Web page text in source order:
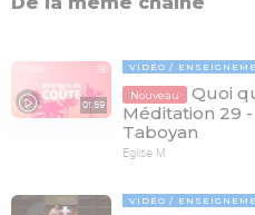
01:59
VIDÉO
Nouveau
Quoi
Méditation 29
Taboyan
Eglise M
VIDÉO